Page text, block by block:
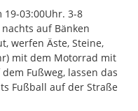
03:00Uhr. 3-8
auf Bänken
werfen Äste, Steine,
mit dem Motorrad mit
Fußweg, lassen das
Fußball auf der Straße